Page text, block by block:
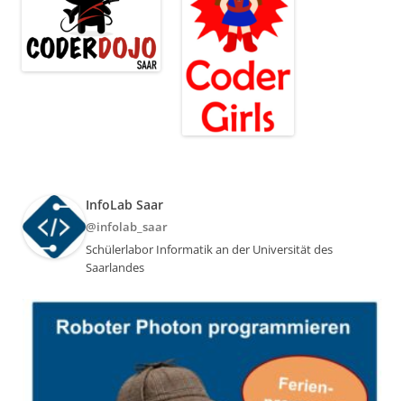
InfoLab Saar
@infolab_saar
Schülerlabor Informatik an der Universität des
Saarlandes